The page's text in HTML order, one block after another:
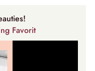
Favorit